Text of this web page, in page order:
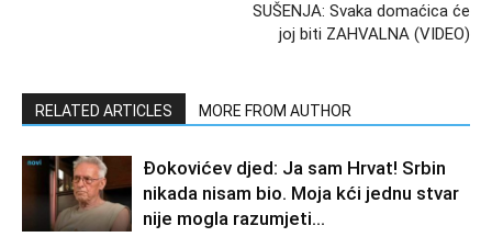
SUŠENJA: Svaka domaćica će
joj biti ZAHVALNA (VIDEO)
RELATED ARTICLES MORE FROM AUTHOR
Đokovićev djed: Ja sam Hrvat! Srbin
nikada nisam bio. Moja kći jednu stvar
nije mogla razumjeti…